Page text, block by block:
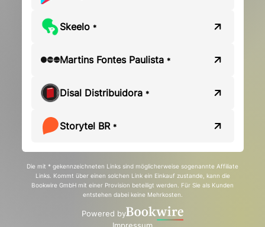
Skeelo *
Martins Fontes Paulista *
Disal Distribuidora *
Storytel BR *
Die mit * gekennzeichneten Links sind möglicherweise sogenannte Affiliate
Links. Kommt über einen solchen Link ein Einkauf zustande, kann die
Bookwire GmbH mit einer Provision beteiligt werden. Für Sie als Kunden
entstehen dabei keine Mehrkosten.
Powered by